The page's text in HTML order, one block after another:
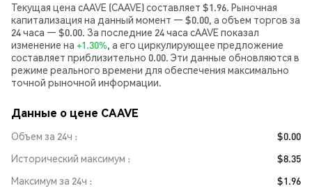
Текущая цена cAAVE (CAAVE) составляет $1.96. Рыночная
капитализация на данный момент — $0.00, а объем торгов за
24 часа — $0.00. За последние 24 часа cAAVE показал
изменение на +1.30%, а его циркулирующее предложение
составляет приблизительно 0.00. Эти данные обновляются в
режиме реального времени для обеспечения максимально
точной рыночной информации.
Данные о цене CAAVE
Объем за 24ч
$0.00
Исторический максимум
$8.35
Максимум за 24ч
$1.96